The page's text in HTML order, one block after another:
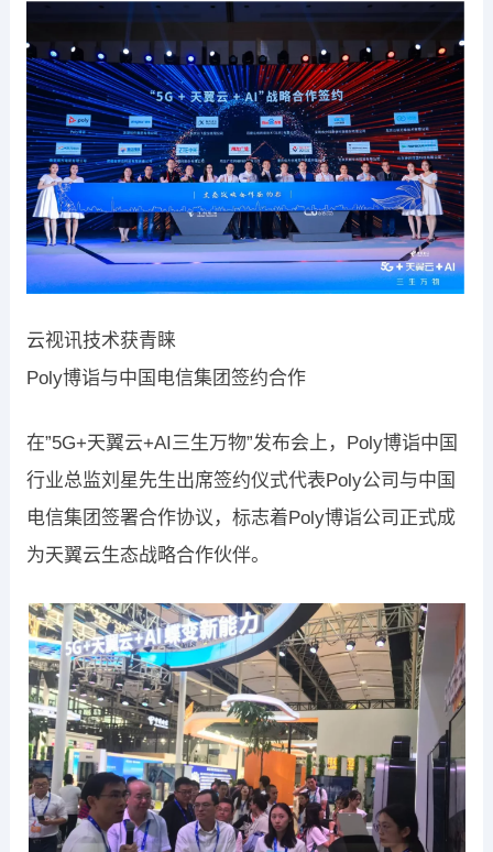
云视讯技术获青睐
Poly博诣与中国电信集团签约合作
在”5G+天翼云+AI三生万物”发布会上，Poly博诣中国
行业总监刘星先生出席签约仪式代表Poly公司与中国
电信集团签署合作协议，标志着Poly博诣公司正式成
为天翼云生态战略合作伙伴。